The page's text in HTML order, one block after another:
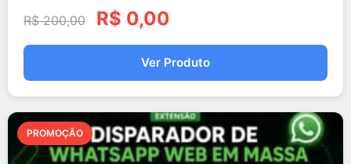
R$200,00 R$ 0,00
Ver Produto
PROMOÇÃO